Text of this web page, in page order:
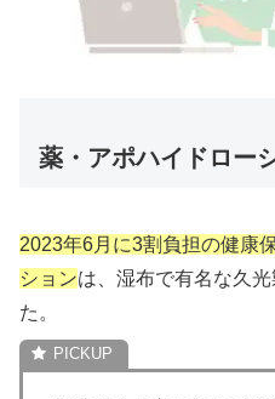
薬・アポハイドロー
2023年6月に3割負担の健康
ションは、湿布で有名な久
た。